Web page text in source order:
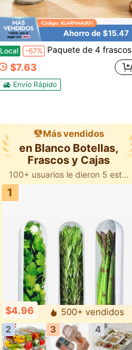
Ahorro de $15.47
Local -67% Paquete de 4 frascos de vidrio Mason de boca ancha con tapas, colores dopamina, tazas herméticas para avena de noche, recipientes portátiles para almacenamiento de yogur y ensalada para preparación de comidas
$7.63
Envío Rápido
Más vendidos
en Blanco Botellas,
Frascos y Cajas
100+ usuarios le dieron 5 estrellas
1
$4.96
500+ vendidos
2
3 4